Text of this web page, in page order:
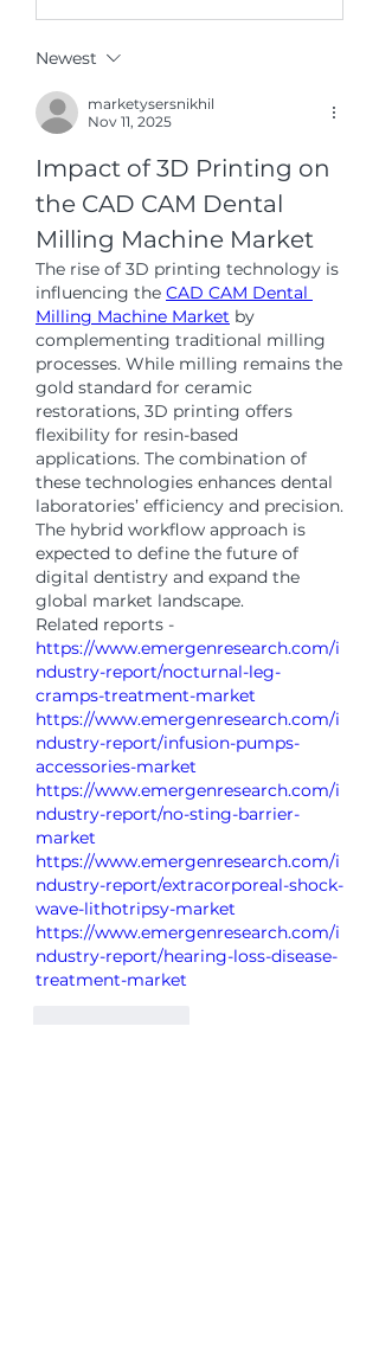
Newest
marketysersnikhil
Nov 11, 2025
Impact of 3D Printing on
the CAD CAM Dental
Milling Machine Market
The rise of 3D printing technology is
influencing the CAD CAM Dental
Milling Machine Market by
complementing traditional milling
processes. While milling remains the
gold standard for ceramic
restorations, 3D printing offers
flexibility for resin-based
applications. The combination of
these technologies enhances dental
laboratories’ efficiency and precision.
The hybrid workflow approach is
expected to define the future of
digital dentistry and expand the
global market landscape.
Related reports -
https://www.emergenresearch.com/i
ndustry-report/nocturnal-leg-
cramps-treatment-market
https://www.emergenresearch.com/i
ndustry-report/infusion-pumps-
accessories-market
https://www.emergenresearch.com/i
ndustry-report/no-sting-barrier-
market
https://www.emergenresearch.com/i
ndustry-report/extracorporeal-shock-
wave-lithotripsy-market
https://www.emergenresearch.com/i
ndustry-report/hearing-loss-disease-
treatment-market